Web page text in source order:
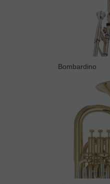
Bombardino